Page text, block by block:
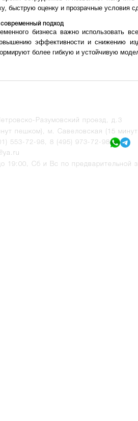
быструю оценку и прозрачные условия
подход
бизнеса важно использовать
эффективности и снижению
более гибкую и устойчивую
Разумовский проезд, д.3
пешком), м. Савеловская (15
553-72-98
8 (495) 973-72-98
19:00, Сб и Вс по предварительной